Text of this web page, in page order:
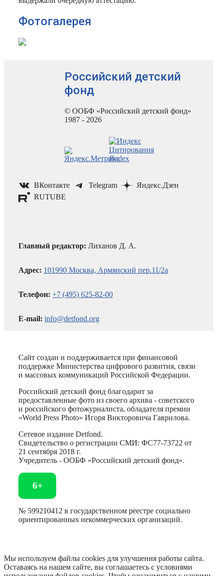
Фотогалерея
Российский детский
фонд
© ООБФ «Российский детский фонд»
1987 - 2026
ВКонтакте Telegram
Яндекс.Дзен
RUTUBE
Главный редактор: Лиханов Д. А.
Адрес: 101990 Москва, Армянский пер.11/2а
Телефон: +7 (495) 625-82-00
E-mail: info@detfond.org
Сайт создан и поддерживается при финансовой
поддержке Министерства цифрового развития, связи
и массовых коммуникаций Российской Федерации.
Российский детский фонд благодарит за
предоставленные фото из своего архива - советского
и российского фотожурналиста, обладателя премии
«World Press Photo» Игоря Викторовича Гаврилова.
Сетевое издание Detfond.
Свидетельство о регистрации СМИ: ФС77-73722 от
21 сентября 2018 г.
Учредитель - ООБФ «Российский детский фонд».
6+
№ 599210412 в государственном реестре социально
ориентированных некоммерческих организаций.
Мы используем файлы cookies для улучшения работы сайта.
Оставаясь на нашем сайте, вы соглашаетесь с условиями